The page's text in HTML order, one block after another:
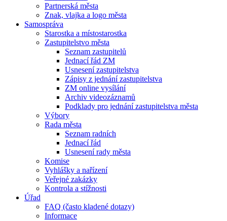
Partnerská města
Znak, vlajka a logo města
Samospráva
Starostka a místostarostka
Zastupitelstvo města
Seznam zastupitelů
Jednací řád ZM
Usnesení zastupitelstva
Zápisy z jednání zastupitelstva
ZM online vysílání
Archiv videozáznamů
Podklady pro jednání zastupitelstva města
Výbory
Rada města
Seznam radních
Jednací řád
Usnesení rady města
Komise
Vyhlášky a nařízení
Veřejné zakázky
Kontrola a stížnosti
Úřad
FAQ (často kladené dotazy)
Informace